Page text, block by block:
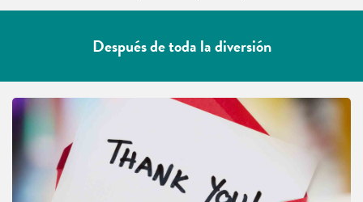
Después de toda la diversión